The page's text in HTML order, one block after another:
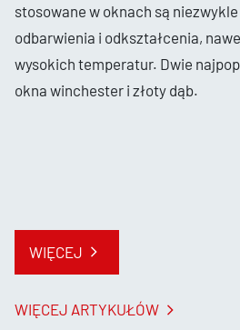
stosowane w oknach są
odbarwienia i odkształcenia,
wysokich temperatur. Dwie
okna winchester i złoty dąb.
WIĘCEJ
WIĘCEJ ARTYKUŁÓW